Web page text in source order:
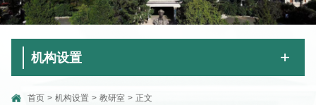
机构设置
首页 > 机构设置 > 教研室 > 正文